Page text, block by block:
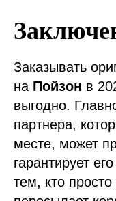
Заказывать
на Пойзон в
выгодно.
партнера,
месте, может
гарантирует
тем, кто